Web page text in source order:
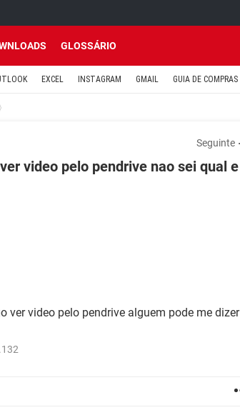
GLOSSÁRIO
EXCEL INSTAGRAM GMAIL GUIA DE COMPRAS
Seguinte
video pelo pendrive nao sei qual e
ver video pelo pendrive alguem pode me dizer